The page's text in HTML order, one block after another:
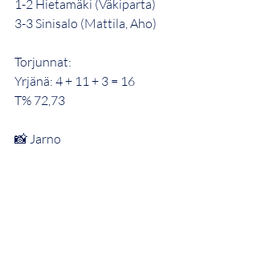
1-2 Hietamäki (Väkiparta)
3-3 Sinisalo (Mattila, Aho)
Torjunnat:
Yrjänä: 4 + 11 + 3 = 16
T% 72,73
📸 Jarno